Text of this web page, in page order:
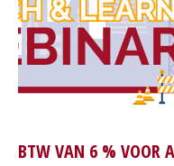
BTW VAN 6 % VOOR